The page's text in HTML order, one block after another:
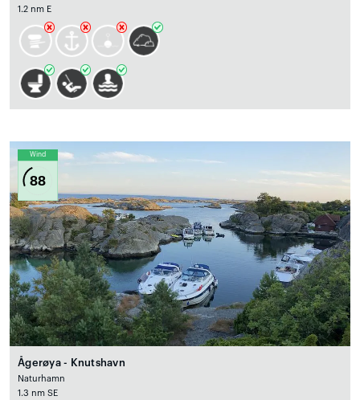
1.2 nm E
Wind
88
Ågerøya - Knutshavn
Naturhamn
1.3 nm SE